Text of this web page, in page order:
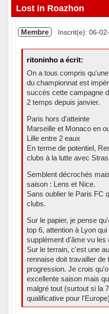
Hors ligne
Lost in Roazhon
Membre Inscrit(e): 06-
ritoninho a écrit:
On a tous compris
du championnat est
succès cette campagne
2 temps depuis janvier.
Paris hors d'atteinte
Marseille et Monaco en
Lille entre 2 eaux
En terme de potentiel,
clubs à la lutte avec
Semblent décrochés
saison : Lens et Nice.
Sans oublier le Paris FC
clubs.
Sur le papier, je pense
top 6, attention à Lyon
supplément d'âme vu les
Sur le terrain, c'est une
rennaise doit travailler
progression. Je crois
excellente saison mais
malgré tout (surtout si la
qualificative pour